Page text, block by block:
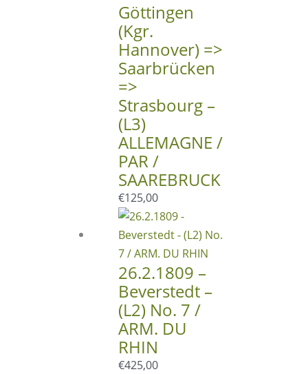
Göttingen
(Kgr.
Hannover) =>
Saarbrücken
=>
Strasbourg –
(L3)
ALLEMAGNE /
PAR /
SAAREBRUCK
€125,00
26.2.1809 –
Beverstedt –
(L2) No. 7 /
ARM. DU
RHIN
€425,00